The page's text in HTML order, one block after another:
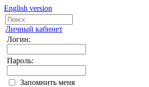
English version
Личный кабинет
Логин:
Пароль:
Запомнить меня